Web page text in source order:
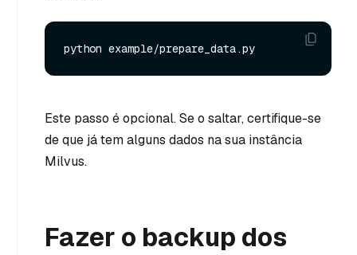
Este passo é opcional. Se o saltar, certifique-se
de que já tem alguns dados na sua instância
Milvus.
Fazer o backup dos